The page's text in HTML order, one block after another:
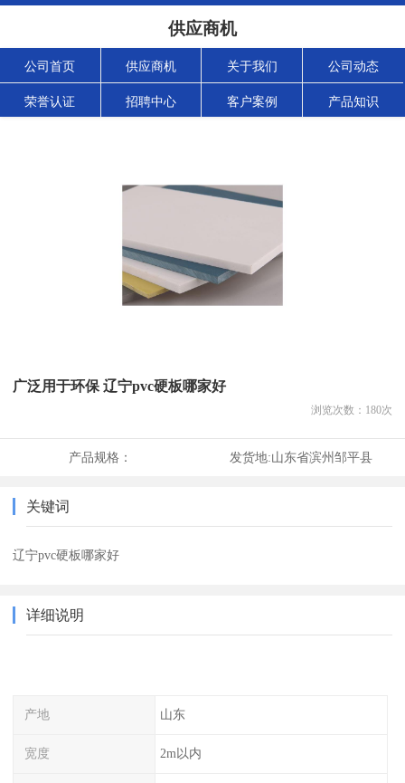
供应商机
公司首页 供应商机 关于我们 公司动态
荣誉认证 招聘中心 客户案例 产品知识
广泛用于环保 辽宁pvc硬板哪家好
浏览次数： 180次
产品规格： 发货地:山东省滨州邹平县
关键词
辽宁pvc硬板哪家好
详细说明
产地 山东
宽度 2m以内